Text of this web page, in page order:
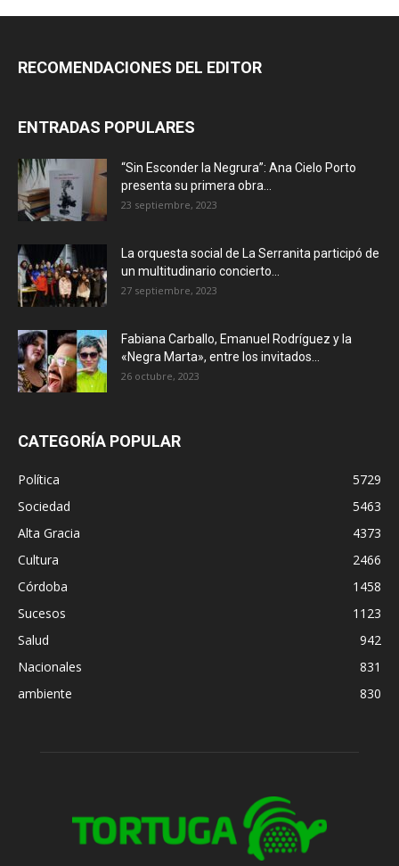
RECOMENDACIONES DEL EDITOR
ENTRADAS POPULARES
“Sin Esconder la Negrura”: Ana Cielo Porto
presenta su primera obra...
23 septiembre, 2023
La orquesta social de La Serranita participó de
un multitudinario concierto...
27 septiembre, 2023
Fabiana Carballo, Emanuel Rodríguez y la
«Negra Marta», entre los invitados...
26 octubre, 2023
CATEGORÍA POPULAR
Política
5729
Sociedad
5463
Alta Gracia
4373
Cultura
2466
Córdoba
1458
Sucesos
1123
Salud
942
Nacionales
831
ambiente
830